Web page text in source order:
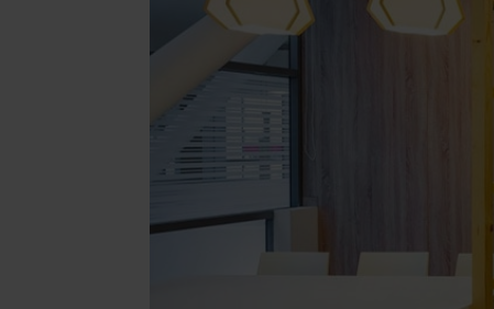
Illuminazione
Area riunione e convegni
Area lounge e attesa